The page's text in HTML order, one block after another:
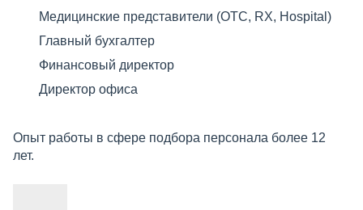
Медицинские представители (ОТС, RX, Hospital)
Главный бухгалтер
Финансовый директор
Директор офиса
Опыт работы в сфере подбора персонала более 12
лет.